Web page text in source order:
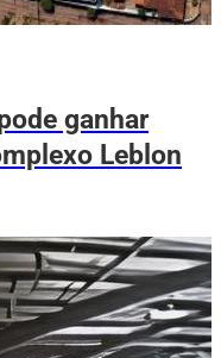
ganhar
Leblon